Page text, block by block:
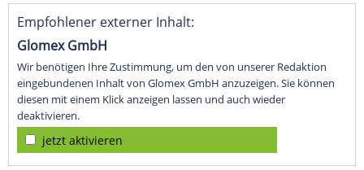
Empfohlener externer Inhalt:
Glomex GmbH
Wir benötigen Ihre Zustimmung, um den von unserer Redaktion
eingebundenen Inhalt von Glomex GmbH anzuzeigen. Sie können
diesen mit einem Klick anzeigen lassen und auch wieder
deaktivieren.
jetzt aktivieren